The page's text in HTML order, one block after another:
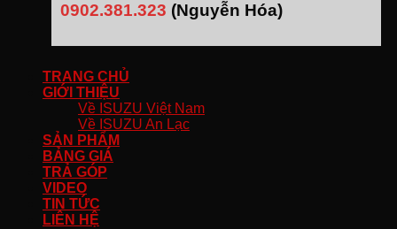
0902.381.323 (Nguyễn Hóa)
TRANG CHỦ
GIỚI THIỆU
Về ISUZU Việt Nam
Về ISUZU An Lạc
SẢN PHẨM
BẢNG GIÁ
TRẢ GÓP
VIDEO
TIN TỨC
LIÊN HỆ